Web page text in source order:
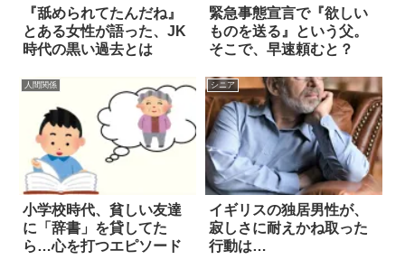
『舐められてたんだね』
とある女性が語った、JK
時代の黒い過去とは
緊急事態宣言で『欲しい
ものを送る』という父。
そこで、早速頼むと？
人間関係
小学校時代、貧しい友達
に「辞書」を貸してた
ら…心を打つエピソード
シニア
イギリスの独居男性が、
寂しさに耐えかね取った
行動は…